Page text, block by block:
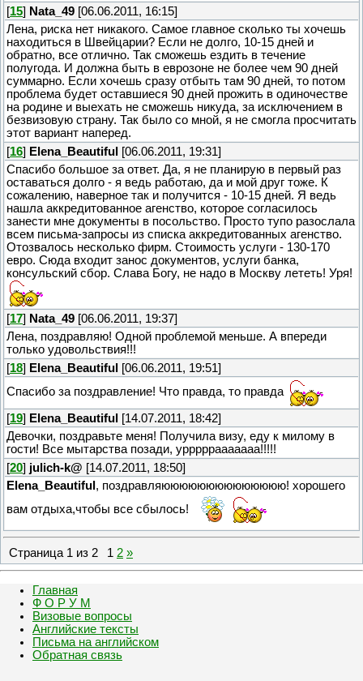
[15] Nata_49 [06.06.2011, 16:15]
Лена, риска нет никакого. Самое главное сколько ты хочешь
находиться в Швейцарии? Если не долго, 10-15 дней и
обратно, все отлично. Так сможешь ездить в течение
полугода. И должна быть в еврозоне не более чем 90 дней
суммарно. Если хочешь сразу отбыть там 90 дней, то потом
проблема будет оставшиеся 90 дней прожить в одиночестве
на родине и выехать не сможешь никуда, за исключением в
безвизовую страну. Так было со мной, я не смогла просчитать
этот вариант наперед.
[16] Elena_Beautiful
[06.06.2011, 19:31]
Спасибо большое за ответ. Да, я не планирую в первый раз
оставаться долго - я ведь работаю, да и мой друг тоже. К
сожалению, наверное так и получится - 10-15 дней. Я ведь
нашла аккредитованное агенство, которое согласилось
занести мне документы в посольство. Просто тупо разослала
всем письма-запросы из списка аккредитованных агенство.
Отозвалось несколько фирм. Стоимость услуги - 130-170
евро. Сюда входит занос документов, услуги банка,
консульский сбор. Слава Богу, не надо в Москву лететь! Уря!
[17] Nata_49 [06.06.2011, 19:37]
Лена, поздравляю! Одной проблемой меньше. А впереди
только удовольствия!!!
[18] Elena_Beautiful
[06.06.2011, 19:51]
Спасибо за поздравление! Что правда, то правда
[19] Elena_Beautiful
[14.07.2011, 18:42]
Девочки, поздравьте меня! Получила визу, еду к милому в
гости! Все мытарства позади, урррррааааааа!!!!!
[20] julich-k@ [14.07.2011, 18:50]
Elena_Beautiful , поздравляюююююююююююююю! хорошего
вам отдыха,чтобы все сбылось!
Страница 1 из 2 1 2 »
Главная
Ф О Р У М
Визовые вопросы
Английские тексты
Письма на английском
Обратная связь